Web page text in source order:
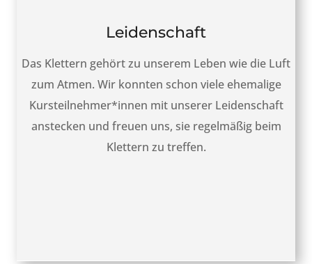
Leidenschaft
Das Klettern gehört zu unserem Leben wie die Luft
zum Atmen. Wir konnten schon viele ehemalige
Kursteilnehmer*innen mit unserer Leidenschaft
anstecken und freuen uns, sie regelmäßig beim
Klettern zu treffen.